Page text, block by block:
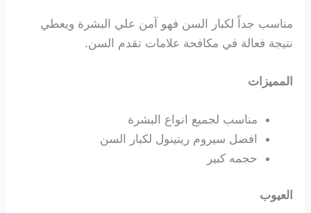
مناسب جداً لكبار السن فهو آمن علي البشرة ويعطي
نتيجة فعالة في مكافحة علامات تقدم السن.
المميزات
مناسب لجميع انواع البشرة
افضل سيروم ريتينول لكبار السن
حجمه كبير
العيوب